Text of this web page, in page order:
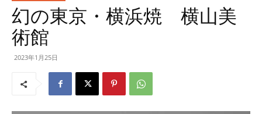
幻の東京・横浜焼 横山美
術館
2023年1月25日